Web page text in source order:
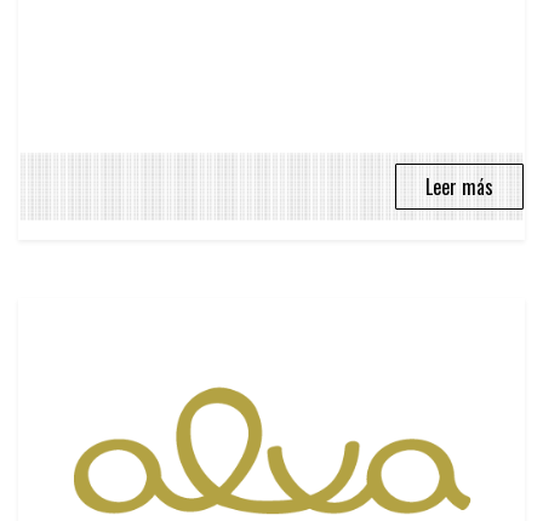
Leer más